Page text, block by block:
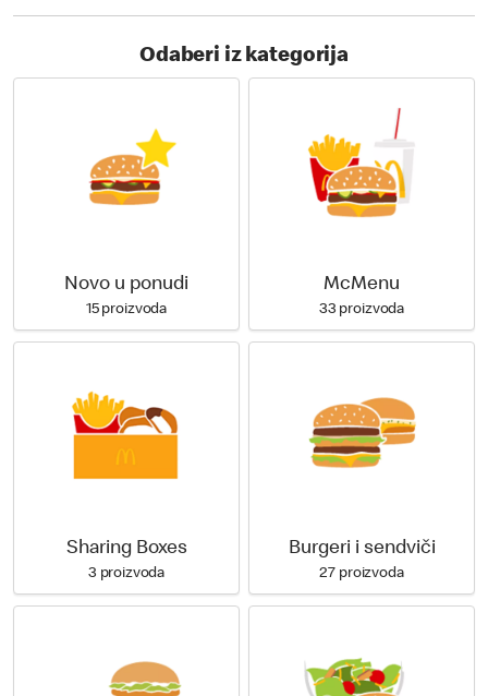
Odaberi iz kategorija
Novo u ponudi
15 proizvoda
McMenu
33 proizvoda
Sharing Boxes
3 proizvoda
Burgeri i sendviči
27 proizvoda